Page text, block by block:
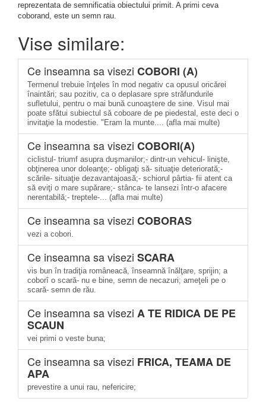
reprezentata de semnificatia obiectului primit. A primi ceva
coborand, este un semn rau.
Vise similare:
Ce inseamna sa visezi COBORI (A)
Termenul trebuie înţeles în mod negativ ca opusul oricărei
înaintări; sau pozitiv, ca o deplasare spre străfundurile
sufletului, pentru o mai bună cunoaştere de sine. Visul mai
poate sfătui subiectul să coboare de pe piedestal, este deci o
invitaţie la modestie. "Eram la munte.... (afla mai multe)
Ce inseamna sa visezi COBORI(A)
ciclistul- triumf asupra duşmanilor;- dintr-un vehicul- linişte,
obţinerea unor doleanţe;- obligaţi să- situaţie deteriorată;-
scările- situaţie dezavantajoasă;- schiorul pârtia- fii atent ca
să eviţi o mare supărare;- stânca- te lansezi într-o afacere
nerentabilă;- treptele-... (afla mai multe)
Ce inseamna sa visezi COBORAS
vezi a cobori.
Ce inseamna sa visezi SCARA
vis bun în tradiţia româneacă, înseamnă înălţare, sprijin; a
coborî o scară- nu e bine, semn de necazuri; ameţeli pe o
scară- semn de rău.
Ce inseamna sa visezi A TE RIDICA DE PE
SCAUN
vei primi o veste buna;
Ce inseamna sa visezi FRICA, TEAMA DE
APA
prevestire a unui rau, nefericire;